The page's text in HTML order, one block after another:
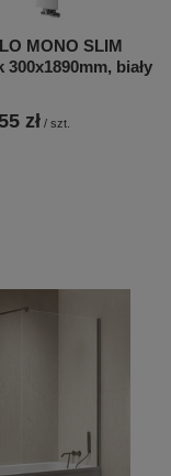
MONO SLIM
300x1890mm, biały
zł / szt.